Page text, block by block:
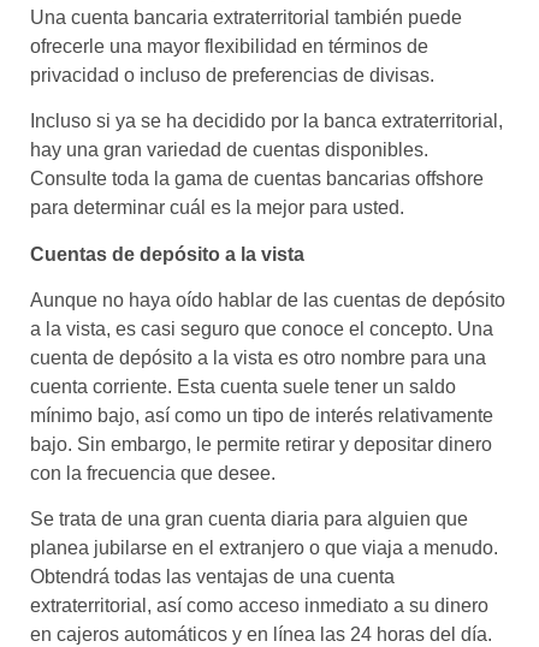
Una cuenta bancaria extraterritorial también puede
ofrecerle una mayor flexibilidad en términos de
privacidad o incluso de preferencias de divisas.
Incluso si ya se ha decidido por la banca extraterritorial,
hay una gran variedad de cuentas disponibles.
Consulte toda la gama de cuentas bancarias offshore
para determinar cuál es la mejor para usted.
Cuentas de depósito a la vista
Aunque no haya oído hablar de las cuentas de depósito
a la vista, es casi seguro que conoce el concepto. Una
cuenta de depósito a la vista es otro nombre para una
cuenta corriente. Esta cuenta suele tener un saldo
mínimo bajo, así como un tipo de interés relativamente
bajo. Sin embargo, le permite retirar y depositar dinero
con la frecuencia que desee.
Se trata de una gran cuenta diaria para alguien que
planea jubilarse en el extranjero o que viaja a menudo.
Obtendrá todas las ventajas de una cuenta
extraterritorial, así como acceso inmediato a su dinero
en cajeros automáticos y en línea las 24 horas del día.